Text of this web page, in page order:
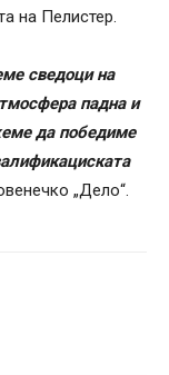
на Пелистер.
сведоци на
падна и
да победиме
„Дело“.